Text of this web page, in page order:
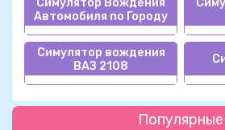
Популярные
Автомобиля по Городу
Симулятор вождения
ВАЗ 2108